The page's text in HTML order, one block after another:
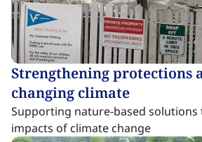
Strengthening protections
changing climate​​​​‌ ‍ ​‍​‍‌‍ ‌ ​‍‌‍‍‌‌‍‌ ‌‍‍‌‌‍ ‍​‍​‍​ ‍‍​‍​‍‌ ​ ‌‍​‌‌‍ ‍‌‍‍‌‌ ‌​‌ ‍‌​‍ ‍‌‍‍‌‌‍ ​‍​‍​‍ ​​‍​‍‌‍‍​‌ ​‍‌‍‌‌‌‍‌‍​‍​‍​ ‍‍​‍​‍‌‍‍​‌ ‌​‌ ‌​‌ ​​‌ ​ ​ ‍‍​‍ ​‍ ‌‍​ ‌‍ ‌‌ ​ ​‍ ‍‌‍ ‌‌‍​‌‌‍‍‌‌‍ ‍​‍ ‍​ ​‍​ ​​​ ​‍​ ‌​‌ ​‍‌‍‌‌‌‍‌​‌‍‌‌‌ ​ ‌‍‍‌‌‍‌ ‌‍ ‍​‍ ‍‌ ​‍‌‍‍‌‌ ‌‍‌‍‌‌‌ ​‍‌‍‍ ‌‍‌‌‌‍‌‌‌ ​​‌‍‌‌‌ ​‍​‍ ‍‌‍ ‌ ​‍‌‍‌ ​‍ ‌‍‍‌‌‍ ‍‌ ‌​‌‍‌‌‌‍ ‍‌ ‌​​‍ ‌‍‌‌‌‍‌​‌‍‍‌‌ ‌​​‍ ‌‍ ‌‌‍ ‌‍‌​‌‍‌‌​ ‌‌ ​​‌ ​‍‌‍‌‌‌ ​ ‌‍‌‌‌‍ ‍‌ ‌​‌‍​‌‌ ‌​‌‍‍‌‌‍ ‌‍ ‍​ ‍ ‌‍‍‌‌‍‌​​ ‌​ ‍‌​ ‌​​ ‍​​ ‌‍​ ‍‌​ ​‍‌‍‌‍​ ​‍​‍ ‌‌‍​‍​ ‌‍​ ‍​​ ​‌​‍ ‌​ ‌​​ ‍​​ ​ ​ ‍​​‍ ‌‌‍​‌​ ​‌‌‍​‍‌‍‌‌​‍ ‌​ ‌​​ ‌​‌‍‌​​ ‍​​ ​‍‌‍‌​​ ‌‌​ ‌​‌‍‌‌​ ​ ‌‍​ ​ ‌‍​ ‍ ‌ ‌​‌ ‍‌‌ ​​‌‍‌‌​ ‌‌‍​ ‌‍​‌‌‍ ‌‌ ​​‌‍​‌‌‍‍‌‌‍‌ ‌‍ ‍​ ‍ ‌ ​​‌‍​‌‌ ‌​‌‍‍​​ ‌‌ ‌​‌‍‍‌‌ ‌​‌‍ ​‌‍‌‌​ ‌‍​‍‌‍​‌‌ ​ ‌‍‌‌‌‌‌‌‌ ​‍‌‍ ​​ ‌‌‍‍​‌ ‌​‌ ‌​‌ ​​‌ ​ ​‍‌‌​ ​ ‌​​‌​‍‌‌​ ​‍‌​‌‍​‍‌‌​ ​‍‌​‌‍‌‍​ ‌‍ ‌‌ ​ ​‍ ‍‌‍ ‌‌‍​‌‌‍‍‌‌‍ ‍​‍ ‍​ ​‍​ ​​​ ​‍​ ‌​‌ ​‍‌‍‌‌‌‍‌​‌‍‌‌‌ ​ ‌‍‍‌‌‍‌ ‌‍ ‍​‍ ‍‌ ​‍‌‍‍‌‌ ‌‍‌‍‌‌‌ ​‍‌‍‍ ‌‍‌‌‌‍‌‌‌ ​​‌‍‌‌‌ ​‍​‍ ‍‌‍ ‌ ​‍‌‍‌ ​‍‌‍‌‍‍‌‌‍‌​​ ‌​ ‍‌​ ‌​​ ‍​​ ‌‍​ ‍‌​ ​‍‌‍‌‍​ ​‍​‍ ‌‌‍​‍​ ‌‍​ ‍​​ ​‌​‍ ‌​ ‌​​ ‍​​ ​ ​ ‍​​‍ ‌‌‍​‌​ ​‌‌‍​‍‌‍‌‌​‍ ‌​ ‌​​ ‌​‌‍‌​​ ‍​​ ​‍‌‍‌​​ ‌‌​ ‌​‌‍‌‌​ ​ ‌‍​ ​ ‌‍​‍‌‍‌ ‌​‌ ‍‌‌ ​​‌‍‌‌​ ‌‌‍​ ‌‍​‌‌‍ ‌‌ ​​‌‍​‌‌‍‍‌‌‍‌ ‌‍ ‍​‍‌‍‌ ​​‌‍​‌‌ ‌​‌‍‍​​ ‌‌ ‌​‌‍‍‌‌ ‌​‌‍ ​‌‍‌‌​‍‌‍‌ ​​‌‍‌‌‌ ​‍‌ ​ ‌ ​​‌‍‌‌‌‍​ ‌ ‌​‌‍‍‌‌ ‌‍‌‍‌‌​ ‌‌ ​​‌ ‌‌‌‍​‍‌‍ ​‌‍‍‌‌ ​ ‌‍‍​‌‍‌‌‌‍‌​​‍​‍‌ ‌
Supporting nature-based
impacts of climate change ​​​​‌ ‍ ​‍​‍‌‍ ‌ ​‍‌‍‍‌‌‍‌ ‌‍‍‌‌‍ ‍​‍​‍​ ‍‍​‍​‍‌ ​ ‌‍​‌‌‍ ‍‌‍‍‌‌ ‌​‌ ‍‌​‍ ‍‌‍‍‌‌‍ ​‍​‍​‍ ​​‍​‍‌‍‍​‌ ​‍‌‍‌‌‌‍‌‍​‍​‍​ ‍‍​‍​‍‌‍‍​‌ ‌​‌ ‌​‌ ​​‌ ​ ​ ‍‍​‍ ​‍ ‌‍​ ‌‍ ‌‌ ​ ​‍ ‍‌‍ ‌‌‍​‌‌‍‍‌‌‍ ‍​‍ ‍​ ​‍​ ​​​ ​‍​ ‌​‌ ​‍‌‍‌‌‌‍‌​‌‍‌‌‌ ​ ‌‍‍‌‌‍‌ ‌‍ ‍​‍ ‍‌ ​‍‌‍‍‌‌ ‌‍‌‍‌‌‌ ​‍‌‍‍ ‌‍‌‌‌‍‌‌‌ ​​‌‍‌‌‌ ​‍​‍ ‍‌‍ ‌ ​‍‌‍‌ ​‍ ‌‍‍‌‌‍ ‍‌ ‌​‌‍‌‌‌‍ ‍‌ ‌​​‍ ‌‍‌‌‌‍‌​‌‍‍‌‌ ‌​​‍ ‌‍ ‌‌‍ ‌‍‌​‌‍‌‌​ ‌‌ ​​‌ ​‍‌‍‌‌‌ ​ ‌‍‌‌‌‍ ‍‌ ‌​‌‍​‌‌ ‌​‌‍‍‌‌‍ ‌‍ ‍​ ‍ ‌‍‍‌‌‍‌​​ ‌​ ‍‌​ ‌​​ ‍​​ ‌‍​ ‍‌​ ​‍‌‍‌‍​ ​‍​‍ ‌‌‍​‍​ ‌‍​ ‍​​ ​‌​‍ ‌​ ‌​​ ‍​​ ​ ​ ‍​​‍ ‌‌‍​‌​ ​‌‌‍​‍‌‍‌‌​‍ ‌​ ‌​​ ‌​‌‍‌​​ ‍​​ ​‍‌‍‌​​ ‌‌​ ‌​‌‍‌‌​ ​ ‌‍​ ​ ‌‍​ ‍ ‌ ‌​‌ ‍‌‌ ​​‌‍‌‌​ ‌‌‍​ ‌‍​‌‌‍ ‌‌ ​​‌‍​‌‌‍‍‌‌‍‌ ‌‍ ‍​ ‍ ‌ ​​‌‍​‌‌ ‌​‌‍‍​​ ‌‌ ​ ‌‍‍​‌‍ ‌ ​‍‌ ‌​‌​‌​‌‍‌‌‌ ​ ‌‍​ ‌ ​‍‌‍‍‌‌ ​​‌ ‌​‌‍‍‌‌‍ ‌‍ ‍​ ‌‍​‍‌‍​‌‌ ​ ‌‍‌‌‌‌‌‌‌ ​‍‌‍ ​​ ‌‌‍‍​‌ ‌​‌ ‌​‌ ​​‌ ​ ​‍‌‌​ ​ ‌​​‌​‍‌‌​ ​‍‌​‌‍​‍‌‌​ ​‍‌​‌‍‌‍​ ‌‍ ‌‌ ​ ​‍ ‍‌‍ ‌‌‍​‌‌‍‍‌‌‍ ‍​‍ ‍​ ​‍​ ​​​ ​‍​ ‌​‌ ​‍‌‍‌‌‌‍‌​‌‍‌‌‌ ​ ‌‍‍‌‌‍‌ ‌‍ ‍​‍ ‍‌ ​‍‌‍‍‌‌ ‌‍‌‍‌‌‌ ​‍‌‍‍ ‌‍‌‌‌‍‌‌‌ ​​‌‍‌‌‌ ​‍​‍ ‍‌‍ ‌ ​‍‌‍‌ ​‍‌‍‌‍‍‌‌‍‌​​ ‌​ ‍‌​ ‌​​ ‍​​ ‌‍​ ‍‌​ ​‍‌‍‌‍​ ​‍​‍ ‌‌‍​‍​ ‌‍​ ‍​​ ​‌​‍ ‌​ ‌​​ ‍​​ ​ ​ ‍​​‍ ‌‌‍​‌​ ​‌‌‍​‍‌‍‌‌​‍ ‌​ ‌​​ ‌​‌‍‌​​ ‍​​ ​‍‌‍‌​​ ‌‌​ ‌​‌‍‌‌​ ​ ‌‍​ ​ ‌‍​‍‌‍‌ ‌​‌ ‍‌‌ ​​‌‍‌‌​ ‌‌‍​ ‌‍​‌‌‍ ‌‌ ​​‌‍​‌‌‍‍‌‌‍‌ ‌‍ ‍​‍‌‍‌ ​​‌‍​‌‌ ‌​‌‍‍​​ ‌‌ ​ ‌‍‍​‌‍ ‌ ​‍‌ ‌​‌​‌​‌‍‌‌‌ ​ ‌‍​ ‌ ​‍‌‍‍‌‌ ​​‌ ‌​‌‍‍‌‌‍ ‌‍ ‍​‍‌‍‌ ​​‌‍‌‌‌ ​‍‌ ​ ‌ ​​‌‍‌‌‌‍​ ‌ ‌​‌‍‍‌‌ ‌‍‌‍‌‌​ ‌‌ ​​‌ ‌‌‌‍​‍‌‍ ​‌‍‍‌‌ ​ ‌‍‍​‌‍‌‌‌‍‌​​‍​‍‌ ‌